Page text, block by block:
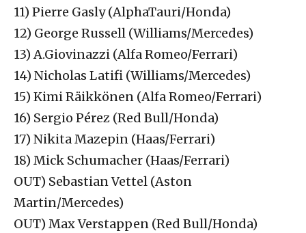
11) Pierre Gasly (AlphaTauri/Honda)
12) George Russell (Williams/Mercedes)
13) A.Giovinazzi (Alfa Romeo/Ferrari)
14) Nicholas Latifi (Williams/Mercedes)
15) Kimi Räikkönen (Alfa Romeo/Ferrari)
16) Sergio Pérez (Red Bull/Honda)
17) Nikita Mazepin (Haas/Ferrari)
18) Mick Schumacher (Haas/Ferrari)
OUT) Sebastian Vettel (Aston
Martin/Mercedes)
OUT) Max Verstappen (Red Bull/Honda)